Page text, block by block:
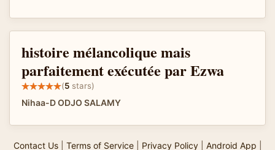
histoire mélancolique mais
parfaitement exécutée par Ezwa
(5 stars)
Nihaa-D ODJO SALAMY
Contact Us| Terms of Service| Privacy Policy| Android App